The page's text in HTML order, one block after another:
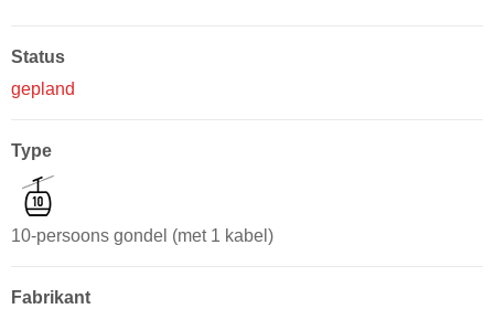
Status
gepland
Type
10-persoons gondel (met 1 kabel)
Fabrikant